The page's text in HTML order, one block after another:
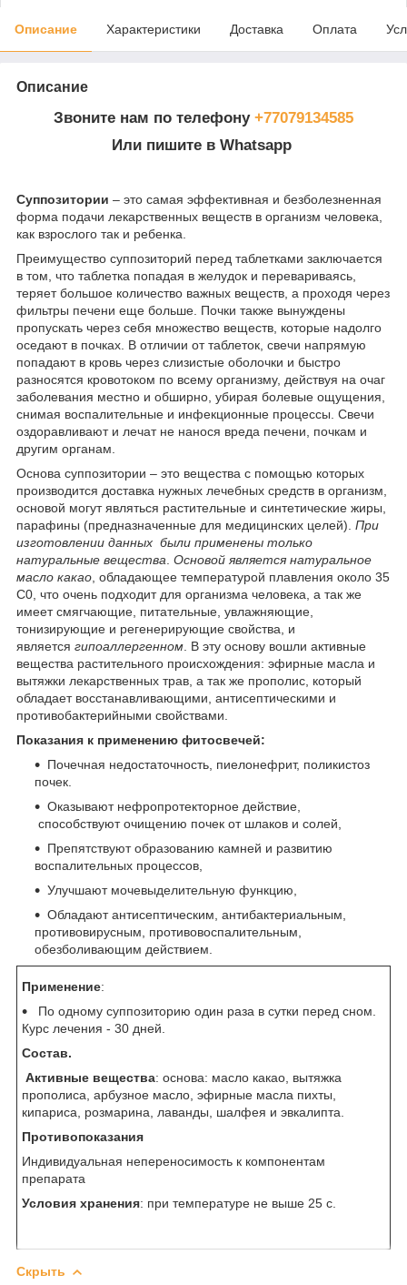
Описание Характеристики Доставка Оплата
Описание
Звоните нам по телефону +77079134585
Или пишите в Whatsapp
Суппозитории – это самая эффективная и безболезненная
форма подачи лекарственных веществ в организм человека,
как взрослого так и ребенка.
Преимущество суппозиторий перед таблетками заключается
в том, что таблетка попадая в желудок и перевариваясь,
теряет большое количество важных веществ, а проходя через
фильтры печени еще больше. Почки также вынуждены
пропускать через себя множество веществ, которые надолго
оседают в почках. В отличии от таблеток, свечи напрямую
попадают в кровь через слизистые оболочки и быстро
разносятся кровотоком по всему организму, действуя на очаг
заболевания местно и обширно, убирая болевые ощущения,
снимая воспалительные и инфекционные процессы. Свечи
оздоравливают и лечат не нанося вреда печени, почкам и
другим органам.
Основа суппозитории – это вещества с помощью которых
производится доставка нужных лечебных средств в организм,
основой могут являться растительные и синтетические жиры,
парафины (предназначенные для медицинских целей). При
изготовлении данных были применены только
натуральные вещества Основой является натуральное
масло какао , обладающее температурой плавления около 35
С0, что очень подходит для организма человека, а так же
имеет смягчающие, питательные, увлажняющие,
тонизирующие и регенерирующие свойства, и
является гипоаллергенном . В эту основу вошли активные
вещества растительного происхождения: эфирные масла и
вытяжки лекарственных трав, а так же прополис, который
обладает восстанавливающими, антисептическими и
противобактерийными свойствами.
Показания к применению фитосвечей:
Почечная недостаточность, пиелонефрит, поликистоз
почек.
Оказывают нефропротекторное действие,
способствуют очищению почек от шлаков и солей,
Препятствуют образованию камней и развитию
воспалительных процессов,
Улучшают мочевыделительную функцию,
Обладают антисептическим, антибактериальным,
противовирусным, противовоспалительным,
обезболивающим действием.
Применение:
По одному суппозиторию один раза в сутки перед сном.
Курс лечения - 30 дней.
Состав.
Активные вещества: основа: масло какао, вытяжка
прополиса, арбузное масло, эфирные масла пихты,
кипариса, розмарина, лаванды, шалфея и эвкалипта.
Противопоказания
Индивидуальная непереносимость к компонентам
препарата
Условия хранения: при температуре не выше 25 с.
Скрыть